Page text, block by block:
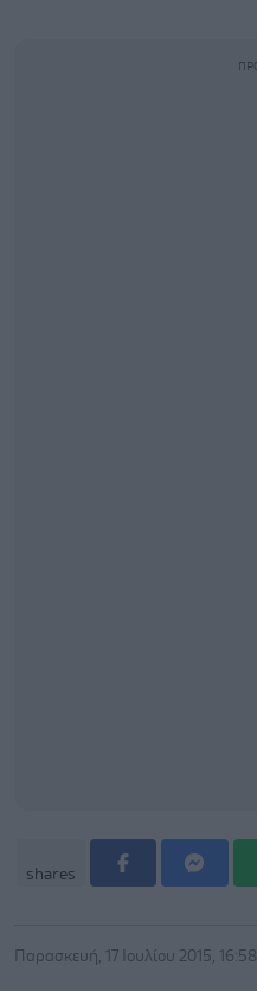
shares
Παρασκευή, 17 Ιουλίου 2015, 16:58